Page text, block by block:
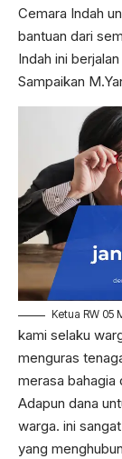
Cemara Indah
bantuan dari
Indah ini
Sampaikan
Ketua RW 05
kami selaku
menguras
merasa bahagia
Adapun dana
warga. ini
yang